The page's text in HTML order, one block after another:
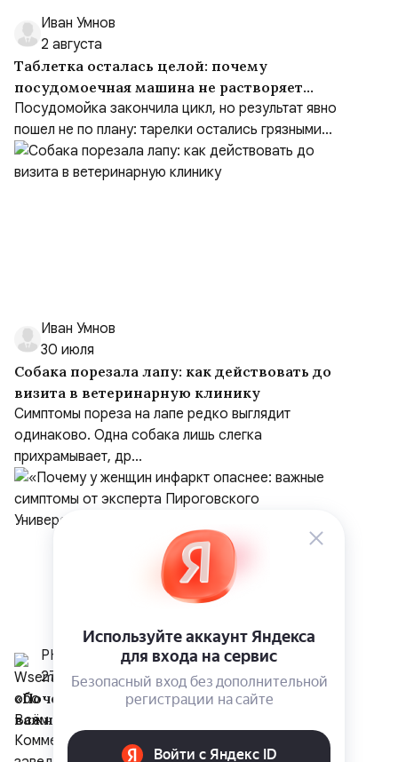
Иван Умнов
2 августа
Таблетка осталась целой: почему
посудомоечная машина не растворяет
средство
Посудомойка закончила цикл, но результат явно
пошел не по плану: тарелки остались грязными...
Иван Умнов
30 июля
Собака порезала лапу: как действовать до
визита в ветеринарную клинику
Симптомы пореза на лапе редко выглядит
одинаково. Одна собака лишь слегка
прихрамывает, др...
РНИМУ им. Н. И. Пирогова
27 июля
«Почему у женщин инфаркт опаснее:
важные симптомы от эксперта
Пироговского Университета»
Комментирует Елена Владимировна Резник,